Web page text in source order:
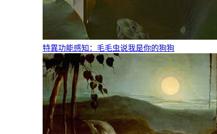
特異功能感知：毛毛虫说我是你的狗狗